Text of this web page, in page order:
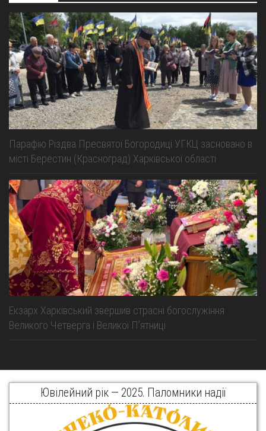
Парафію Різдва Пресвятої Богородиці УГКЦ засновано в
місті Берестин (Красноград) Харківської області
Екзарх Харківський звершив страсні богослужіння
Великого Четверга і Великої Пʼятниці
Ювілейний рік — 2025. Паломники надії